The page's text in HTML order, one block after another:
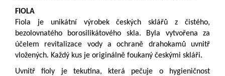
FIOLA
Fiola je unikátní výrobek českých sklářů z čistého,
bezolovnatého borosilikátového skla. Byla vytvořena za
účelem revitalizace vody a ochraně drahokamů uvnitř
vložených. Každý kus je originálně foukaný českými skláři.
Uvnitř fioly je tekutina, která pečuje o hygieničnost